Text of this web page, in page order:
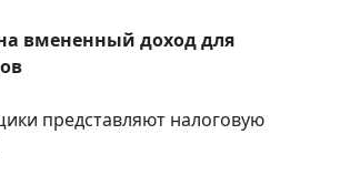
вмененный доход для
представляют налоговую